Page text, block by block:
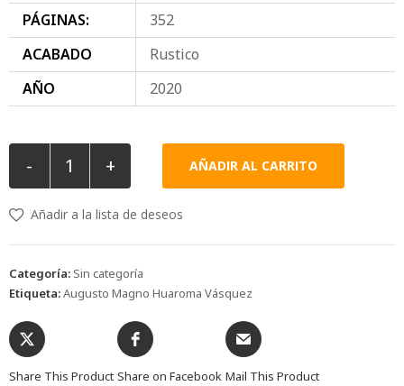
PÁGINAS:
352
ACABADO
Rustico
AÑO
2020
- + AÑADIR AL CARRITO
Añadir a la lista de deseos
Categoría: Sin categoría
Etiqueta:Augusto Magno Huaroma Vásquez
Share This Product Share on Facebook Mail This Product